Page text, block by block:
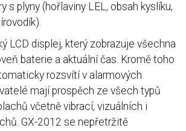
s plyny (hořlaviny LEL, obsah kyslíku,
LCD displej, který zobrazuje všechna
baterie a aktuální čas. Kromě toho
rozsvítí v alarmových
mají prospěch ze všech typů
včetně vibrací, vizuálních i
GX-2012 se nepřetržitě